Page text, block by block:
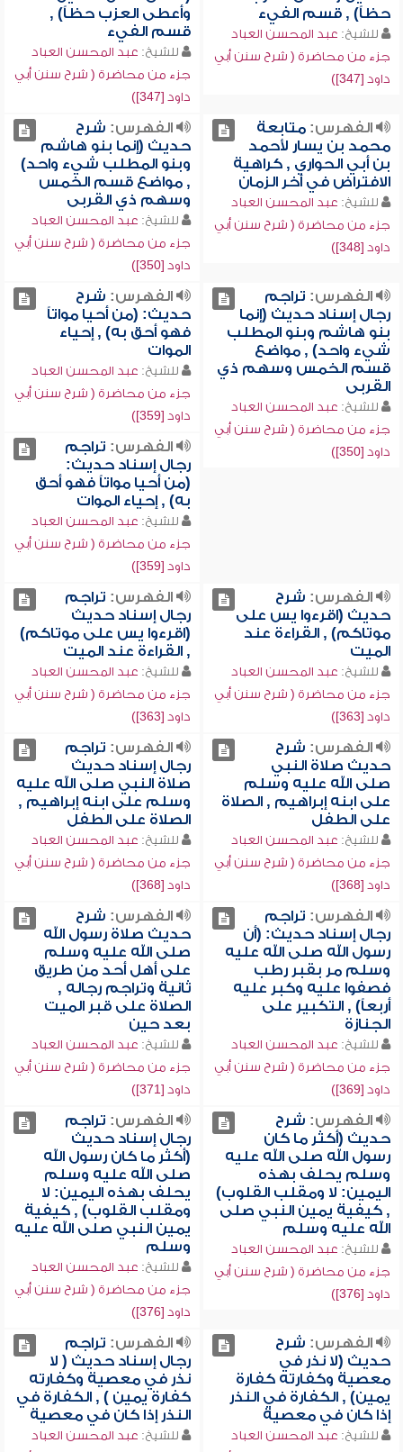
حظاً) , قسم الفيء
للشيخ: عبد المحسن العباد
جزء من محاضرة ( شرح سنن أبي
داود [347])
وأعطى العزب حظاً) ,
قسم الفيء
للشيخ: عبد المحسن العباد
جزء من محاضرة ( شرح سنن أبي
داود [347])
الفهرس:متابعة
محمد بن يسار لأحمد
بن أبي الحواري , كراهية
الافتراض في آخر الزمان
للشيخ: عبد المحسن العباد
جزء من محاضرة ( شرح سنن أبي
داود [348])
الفهرس: شرح
حديث (إنما بنو هاشم
وبنو المطلب شيء واحد)
, مواضع قسم الخمس
وسهم ذي القربى
للشيخ: عبد المحسن العباد
جزء من محاضرة ( شرح سنن أبي
داود [350])
الفهرس: تراجم
رجال إسناد حديث (إنما
بنو هاشم وبنو المطلب
شيء واحد) , مواضع
قسم الخمس وسهم ذي
القربى
للشيخ: عبد المحسن العباد
جزء من محاضرة ( شرح سنن أبي
داود [350])
الفهرس: شرح
حديث: (من أحيا مواتاً
فهو أحق به) , إحياء
الموات
للشيخ: عبد المحسن العباد
جزء من محاضرة ( شرح سنن أبي
داود [359])
الفهرس: تراجم
رجال إسناد حديث:
(من أحيا مواتاً فهو أحق
به) , إحياء الموات
للشيخ: عبد المحسن العباد
جزء من محاضرة ( شرح سنن أبي
داود [359])
الفهرس: شرح
حديث (اقرءوا يس على
موتاكم) , القراءة عند
الميت
للشيخ: عبد المحسن العباد
جزء من محاضرة ( شرح سنن أبي
داود [363])
الفهرس: تراجم
رجال إسناد حديث
(اقرءوا يس على موتاكم)
, القراءة عند الميت
للشيخ: عبد المحسن العباد
جزء من محاضرة ( شرح سنن أبي
داود [363])
الفهرس: شرح
حديث صلاة النبي
صلى الله عليه وسلم
على ابنه إبراهيم , الصلاة
على الطفل
للشيخ: عبد المحسن العباد
جزء من محاضرة ( شرح سنن أبي
داود [368])
الفهرس: تراجم
رجال إسناد حديث
صلاة النبي صلى الله عليه
وسلم على ابنه إبراهيم ,
الصلاة على الطفل
للشيخ: عبد المحسن العباد
جزء من محاضرة ( شرح سنن أبي
داود [368])
الفهرس: تراجم
رجال إسناد حديث: (أن
رسول الله صلى الله عليه
وسلم مر بقبر رطب
فصفوا عليه وكبر عليه
أربعاً) , التكبير على
الجنازة
للشيخ: عبد المحسن العباد
جزء من محاضرة ( شرح سنن أبي
داود [369])
الفهرس: شرح
حديث صلاة رسول الله
صلى الله عليه وسلم
على أهل أحد من طريق
ثانية وتراجم رجاله ,
الصلاة على قبر الميت
بعد حين
للشيخ: عبد المحسن العباد
جزء من محاضرة ( شرح سنن أبي
داود [371])
الفهرس: شرح
حديث (أكثر ما كان
رسول الله صلى الله عليه
وسلم يحلف بهذه
اليمين: لا ومقلب القلوب)
, كيفية يمين النبي صلى
الله عليه وسلم
للشيخ: عبد المحسن العباد
جزء من محاضرة ( شرح سنن أبي
داود [376])
الفهرس: تراجم
رجال إسناد حديث
(أكثر ما كان رسول الله
صلى الله عليه وسلم
يحلف بهذه اليمين: لا
ومقلب القلوب) , كيفية
يمين النبي صلى الله عليه
وسلم
للشيخ: عبد المحسن العباد
جزء من محاضرة ( شرح سنن أبي
داود [376])
الفهرس: شرح
حديث (لا نذر في
معصية وكفارته كفارة
يمين) , الكفارة في النذر
إذا كان في معصية
للشيخ: عبد المحسن العباد
الفهرس: تراجم
رجال إسناد حديث ( لا
نذر في معصية وكفارته
كفارة يمين ) , الكفارة في
النذر إذا كان في معصية
للشيخ: عبد المحسن العباد